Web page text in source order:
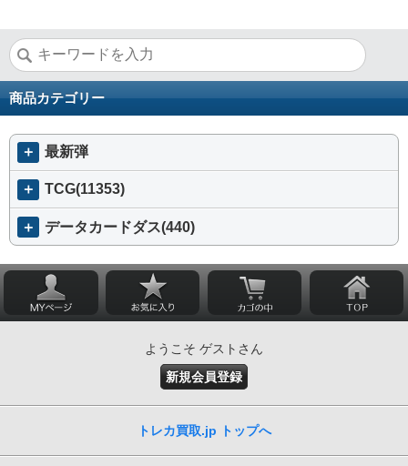
商品カテゴリー
＋ 最新弾
＋ TCG(11353)
＋ データカードダス(440)
ようこそ ゲストさん
新規会員登録
トレカ買取.jp トップへ